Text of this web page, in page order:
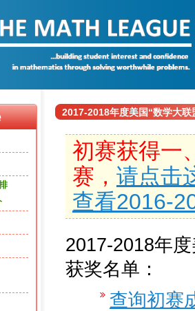
2017-2018年度美国“数学大
初赛获得一
赛， 请点击
查看2016-
2017-2018年
获奖名单：
查询初赛